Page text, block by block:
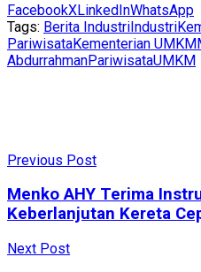
FacebookXLinkedInWhatsApp
Tags: Berita IndustriIndustri
PariwisataKementerian UMKM
AbdurrahmanPariwisataUMKM
Previous Post
Menko AHY Terima
Keberlanjutan Kereta
Next Post